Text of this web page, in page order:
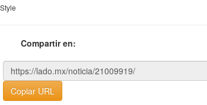
Compartir en:
Copiar URL